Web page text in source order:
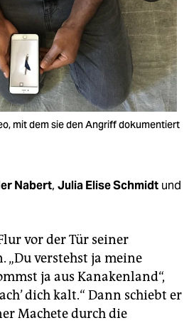
mit dem sie den Angriff dokumentiert
Nabert, Julia Elise Schmidt und
vor der Tür seiner
„Du verstehst ja meine
ja aus Kanakenland“,
dich kalt.“ Dann schiebt er
Machete durch die